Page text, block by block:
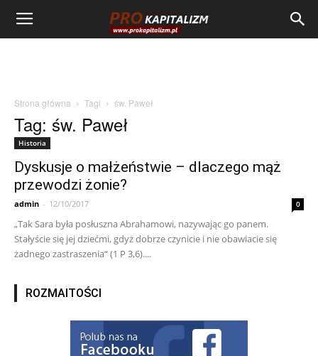
Strona główna Tagi św. Paweł
Tag: św. Paweł
Historia
Dyskusje o małżeństwie – dlaczego mąż
przewodzi żonie?
admin - 12/10/2017 0
„Tak Sara była posłuszna Abrahamowi, nazywając go panem.
Stałyście się jej dziećmi, gdyż dobrze czynicie i nie obawiacie się
żadnego zastraszenia“ (1 P 3,6)....
ROZMAITOŚCI